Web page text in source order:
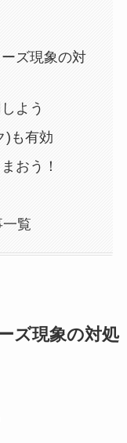
ズ現象の対
よう
)も有効
おう！
覧
ズ現象の対処